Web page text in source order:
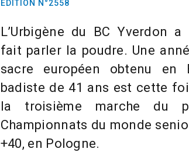
EDITION N°2558
L’Urbigène du BC Yverdon a
fait parler la poudre. Une
sacre européen obtenu en
badiste de 41 ans est cette
la troisième marche du
Championnats du monde
+40, en Pologne.